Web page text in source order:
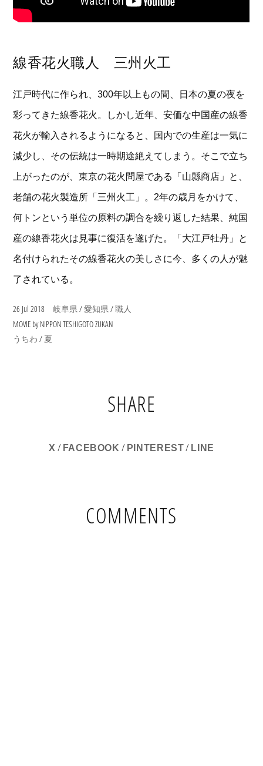
線香花火職人 三州火工
江戸時代に作られ、300年以上もの間、日本の夏の夜を
彩ってきた線香花火。しかし近年、安価な中国産の線香
花火が輸入されるようになると、国内での生産は一気に
減少し、その伝統は一時期途絶えてしまう。そこで立ち
上がったのが、東京の花火問屋である「山縣商店」と、
老舗の花火製造所「三州火工」。2年の歳月をかけて、
何トンという単位の原料の調合を繰り返した結果、純国
産の線香花火は見事に復活を遂げた。「大江戸牡丹」と
名付けられたその線香花火の美しさに今、多くの人が魅
了されている。
26 Jul 2018 岐阜県 /愛知県 /職人
MOVIE by NIPPON TESHIGOTO ZUKAN
うちわ / 夏
SHARE
X / FACEBOOK / PINTEREST/ LINE
COMMENTS